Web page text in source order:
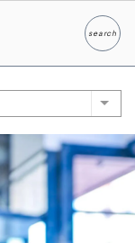
search
検索
List